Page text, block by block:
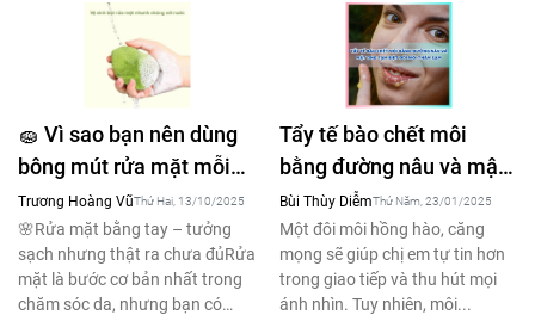
🧽 Vì sao bạn nên dùng
bông mút rửa mặt mỗi
ngày – Bí quyết làm
sạch sâu cho làn da
khỏe đẹp
Trương Hoàng VũThứ Hai, 13/10/2025
🌸Rửa mặt bằng tay – tưởng
sạch nhưng thật ra chưa đủRửa
mặt là bước cơ bản nhất trong
chăm sóc da, nhưng bạn có
Tẩy tế bào chết môi
bằng đường nâu và mật
ong tạm biệt đôi môi
thâm sạm
Bùi Thùy DiễmThứ Năm, 23/01/2025
Một đôi môi hồng hào, căng
mọng sẽ giúp chị em tự tin hơn
trong giao tiếp và thu hút mọi
ánh nhìn. Tuy nhiên, môi...